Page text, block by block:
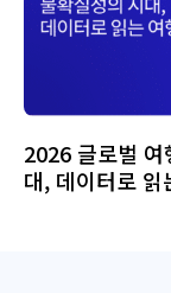
2026 글로벌 여
대, 데이터로